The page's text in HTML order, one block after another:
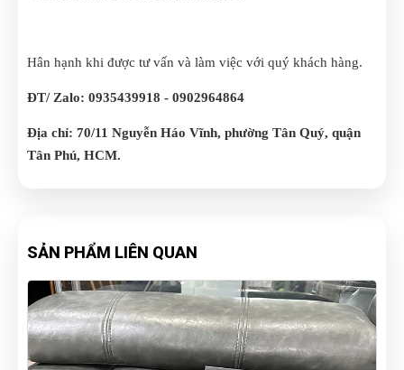
Hân hạnh khi được tư vấn và làm việc với quý khách hàng.
ĐT/ Zalo: 0935439918 - 0902964864
Địa chỉ: 70/11 Nguyễn Háo Vĩnh, phường Tân Quý, quận
Tân Phú, HCM.
SẢN PHẨM LIÊN QUAN